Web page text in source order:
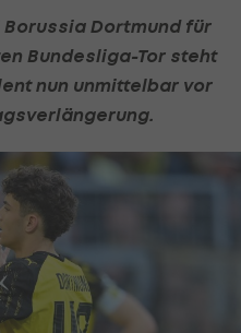
Borussia Dortmundfür
Bundesliga-Tor steht
nun unmittelbar vor